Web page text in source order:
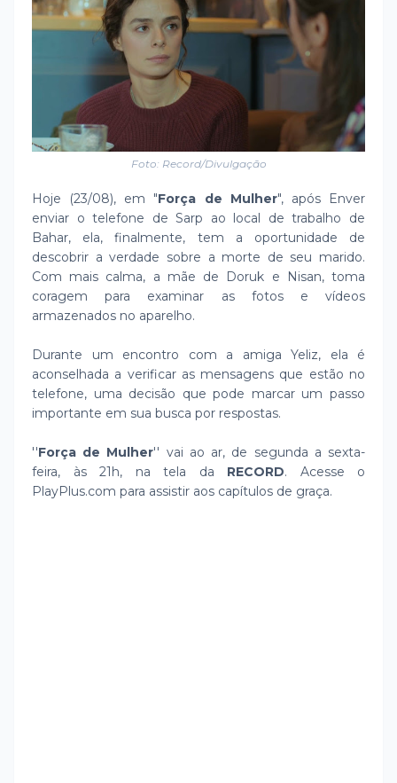
Foto: Record/Divulgação
Hoje (23/08), em "Força de Mulher", após Enver
enviar o telefone de Sarp ao local de trabalho de
Bahar, ela, finalmente, tem a oportunidade de
descobrir a verdade sobre a morte de seu marido.
Com mais calma, a mãe de Doruk e Nisan, toma
coragem para examinar as fotos e vídeos
armazenados no aparelho.
Durante um encontro com a amiga Yeliz, ela é
aconselhada a verificar as mensagens que estão no
telefone, uma decisão que pode marcar um passo
importante em sua busca por respostas.
''Força de Mulher'' vai ao ar, de segunda a sexta-
feira, às 21h, na tela da RECORD. Acesse o
PlayPlus.com para assistir aos capítulos de graça.